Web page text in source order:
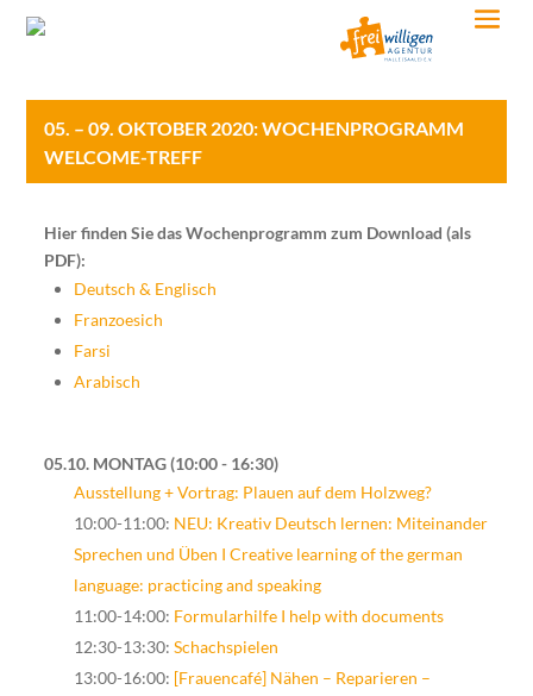
05. – 09. OKTOBER 2020: WOCHENPROGRAMM
WELCOME-TREFF
Hier finden Sie das Wochenprogramm zum Download (als
PDF):
Deutsch & Englisch
Franzoesich
Farsi
Arabisch
05.10. MONTAG 10:00 - 16:30
Ausstellung + Vortrag: Plauen auf dem Holzweg?
10:00-11:00: NEU: Kreativ Deutsch lernen: Miteinander
Sprechen und Üben I Creative learning of the german
language: practicing and speaking
11:00-14:00: Formularhilfe I help with documents
12:30-13:30: Schachspielen
13:00-16:00: [Frauencafé] Nähen – Reparieren –